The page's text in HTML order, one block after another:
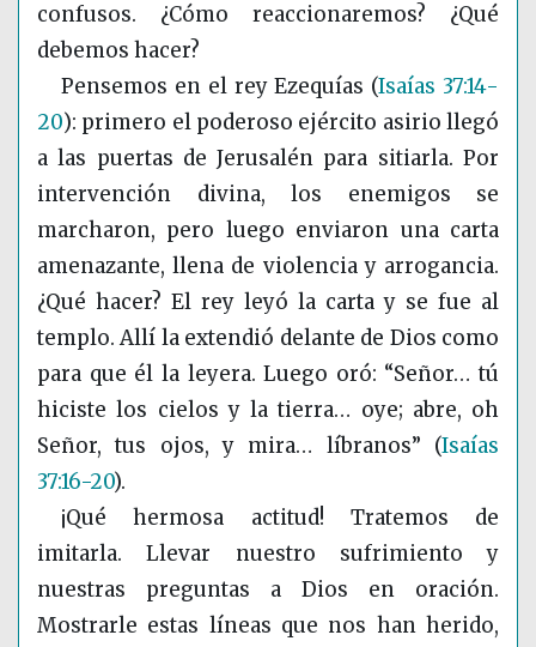
confusos. ¿Cómo reaccionaremos? ¿Qué
debemos hacer?
Pensemos en el rey Ezequías (Isaías 37:14-
20): primero el poderoso ejército asirio llegó
a las puertas de Jerusalén para sitiarla. Por
intervención divina, los enemigos se
marcharon, pero luego enviaron una carta
amenazante, llena de violencia y arrogancia.
¿Qué hacer? El rey leyó la carta y se fue al
templo. Allí la extendió delante de Dios como
para que él la leyera. Luego oró: “Señor… tú
hiciste los cielos y la tierra… oye; abre, oh
Señor, tus ojos, y mira… líbranos” (Isaías
37:16-20).
¡Qué hermosa actitud! Tratemos de
imitarla. Llevar nuestro sufrimiento y
nuestras preguntas a Dios en oración.
Mostrarle estas líneas que nos han herido,